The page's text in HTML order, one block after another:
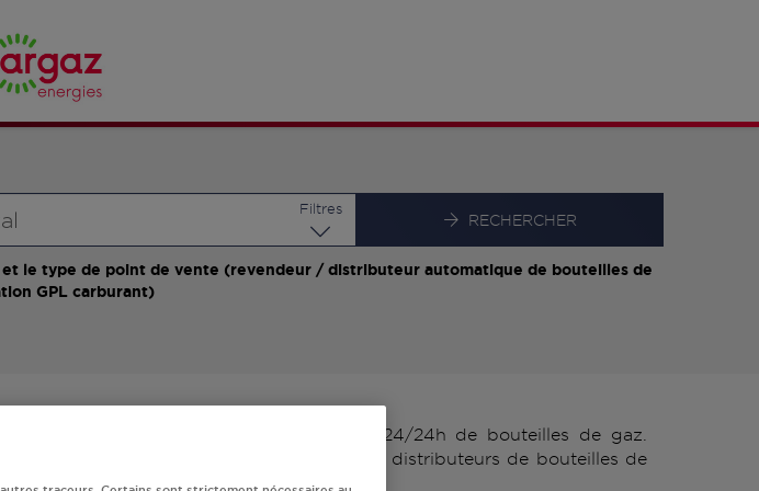
Filtres
RECHERCHER
le type de point de vente (revendeur / distributeur automatique de bouteilles de
GPL carburant)
services ainsi que des distributeurs 24/24h de bouteilles de gaz.
de téléphone de votre stations GPL ou distributeurs de bouteilles de